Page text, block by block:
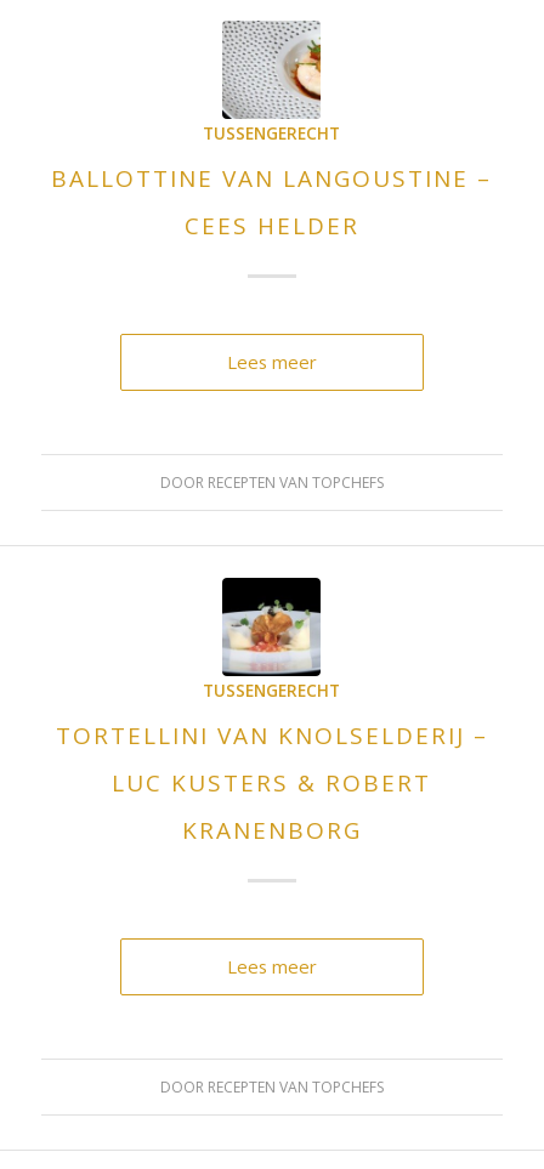
TUSSENGERECHT
BALLOTTINE VAN LANGOUSTINE –
CEES HELDER
Lees meer
DOOR RECEPTEN VAN TOPCHEFS
TUSSENGERECHT
TORTELLINI VAN KNOLSELDERIJ –
LUC KUSTERS & ROBERT
KRANENBORG
Lees meer
DOOR RECEPTEN VAN TOPCHEFS